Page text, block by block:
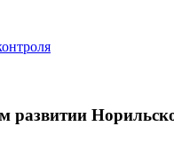
развитии